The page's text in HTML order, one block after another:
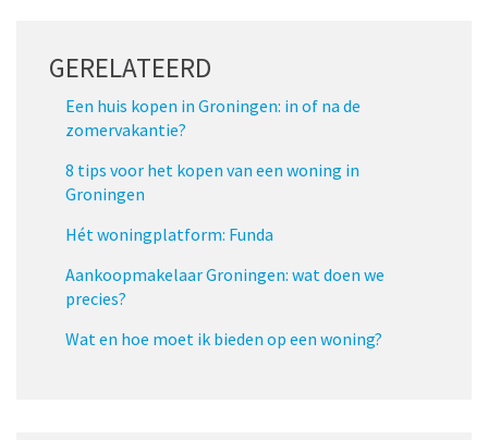
GERELATEERD
Een huis kopen in Groningen: in of na de
zomervakantie?
8 tips voor het kopen van een woning in
Groningen
Hét woningplatform: Funda
Aankoopmakelaar Groningen: wat doen we
precies?
Wat en hoe moet ik bieden op een woning?